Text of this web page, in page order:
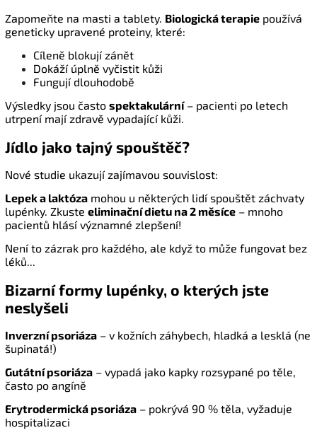
Zapomeňte na masti a tablety. Biologická terapie používá
geneticky upravené proteiny, které:
Cíleně blokují zánět
Dokáží úplně vyčistit kůži
Fungují dlouhodobě
Výsledky jsou často spektakulární– pacienti po letech
utrpení mají zdravě vypadající kůži.
Jídlo jako tajný spouštěč?
Nové studie ukazují zajímavou souvislost:
Lepek a laktóza mohou u některých lidí spouštět záchvaty
lupénky. Zkuste eliminační dietu na 2 měsíce – mnoho
pacientů hlásí významné zlepšení!
Není to zázrak pro každého, ale když to může fungovat bez
léků...
Bizarní formy lupénky, o kterých jste
neslyšeli
Inverzní psoriáza – v kožních záhybech, hladká a lesklá (ne
šupinatá!)
Gutátní psoriáza – vypadá jako kapky rozsypané po těle,
často po angíně
Erytrodermická psoriáza – pokrývá 90 % těla, vyžaduje
hospitalizaci